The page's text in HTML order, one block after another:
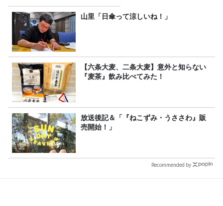
山里「日傘って涼しいね！」
【六条大麦、二条大麦】意外と知らない
『麦茶』飲み比べてみた！
放送後記＆「『ねこずみ・うささわ』販
売開始！」
Recommended by